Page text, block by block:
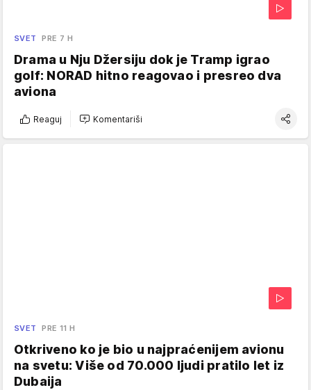
SVET PRE 7 H
Drama u Nju Džersiju dok je Tramp igrao
golf: NORAD hitno reagovao i presreo dva
aviona
Reaguj Komentariši
SVET PRE 11 H
Otkriveno ko je bio u najpraćenijem avionu
na svetu: Više od 70.000 ljudi pratilo let iz
Dubaija